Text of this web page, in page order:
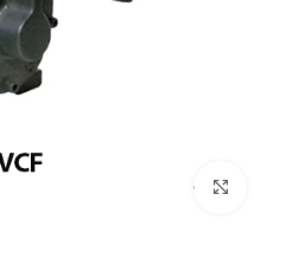
بزرگنمایی تصویر